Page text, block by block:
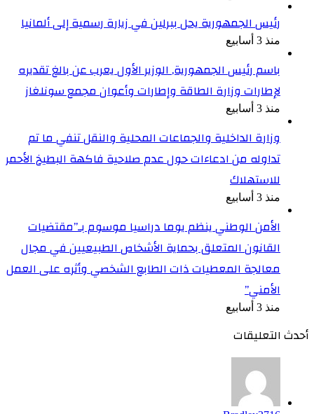
رئيس الجمهورية يحل ببرلين في زيارة رسمية إلى ألمانيا
منذ 3 أسابيع
باسم رئيس الجمهورية, الوزير الأول يعرب عن بالغ تقديره
لإطارات وزارة الطاقة وإطارات وأعوان مجمع سونلغاز
منذ 3 أسابيع
وزارة الداخلية والجماعات المحلية والنقل تنفي ما تم
تداوله من ادعاءات حول عدم صلاحية فاكهة البطيخ الأحمر
للاستهلاك
منذ 3 أسابيع
الأمن الوطني ينظم يوما دراسيا موسوم بـ”مقتضيات
القانون المتعلق بحماية الأشخاص الطبيعيين في مجال
معالجة المعطيات ذات الطابع الشخصي وأثره على العمل
الأمني”
منذ 3 أسابيع
أحدث التعليقات